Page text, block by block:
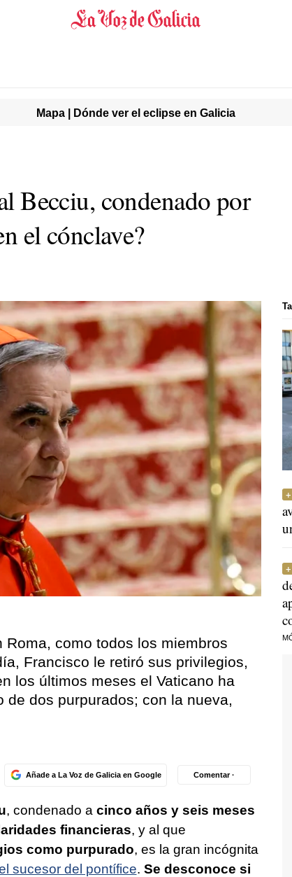
Mapa | Dónde ver el eclipse en Galicia
Becciu, condenado por
el cónclave?
como todos los miembros
Francisco le retiró sus privilegios,
los últimos meses el Vaticano ha
dos purpurados; con la nueva,
Añade a La Voz de Galicia en Google Comentar ·
, condenado a cinco años y seis meses
financieras, y al que
como purpurado, es la gran incógnita
sucesor del pontífice. Se desconoce si